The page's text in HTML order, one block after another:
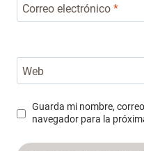
Correo electrónico *
Web
Guarda mi nombre,
navegador para la